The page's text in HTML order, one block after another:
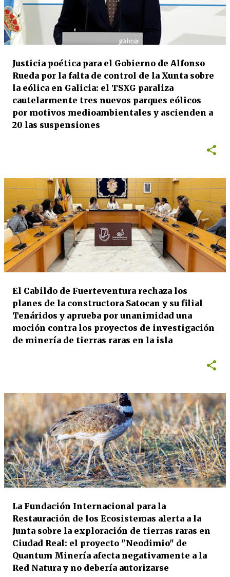
Justicia poética para el Gobierno de Alfonso
Rueda por la falta de control de la Xunta sobre
la eólica en Galicia: el TSXG paraliza
cautelarmente tres nuevos parques eólicos
por motivos medioambientales y ascienden a
20 las suspensiones
El Cabildo de Fuerteventura rechaza los
planes de la constructora Satocan y su filial
Tenáridos y aprueba por unanimidad una
moción contra los proyectos de investigación
de minería de tierras raras en la isla
La Fundación Internacional para la
Restauración de los Ecosistemas alerta a la
Junta sobre la exploración de tierras raras en
Ciudad Real: el proyecto "Neodimio" de
Quantum Minería afecta negativamente a la
Red Natura y no debería autorizarse